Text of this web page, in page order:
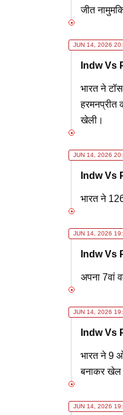
जीत
JUN 14, 2026
Indw Vs
भारत ने
हरमनप्रीत
खेली।
JUN 14, 2026
Indw Vs
भारत ने
JUN 14, 2026
Indw Vs
अपना 7वां
JUN 14, 2026
Indw Vs
भारत ने 9
बनाकर खेल
JUN 14, 2026